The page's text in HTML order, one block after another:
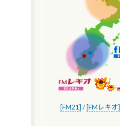
[FM21] /[FMレキオ]